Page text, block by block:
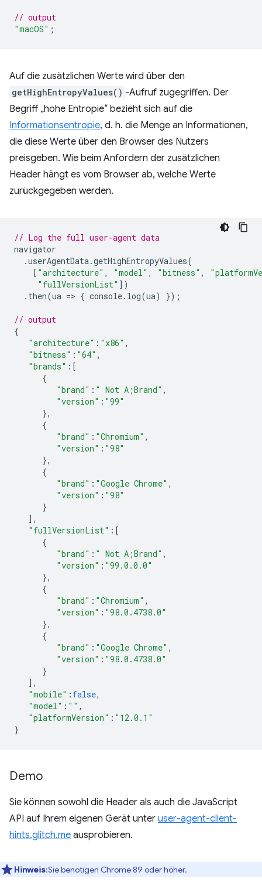
// output
"macOS" ;
Auf die zusätzlichen Werte wird über den
getHighEntropyValues() -Aufruf zugegriffen. Der
Begriff „hohe Entropie“ bezieht sich auf die
Informationsentropie, d. h. die Menge an Informationen,
die diese Werte über den Browser des Nutzers
preisgeben. Wie beim Anfordern der zusätzlichen
Header hängt es vom Browser ab, welche Werte
zurückgegeben werden.
// Log the full user-agent data
navigator
.userAgentData.getHighEntropyValues(
[ "architecture" , "model" , "bitness" ,
"fullVersionList" ])
. then(ua => { console. log(ua) });
// output
{
"architecture" : "x86" ,
"bitness" : "64" ,
"brands" : [
{
"brand" : " Not A;Brand" ,
"version" : "99"
},
{
"brand" : "Chromium" ,
"version" : "98"
},
{
"brand" : "Google Chrome" ,
"version" : "98"
}
],
"fullVersionList" : [
{
"brand" : " Not A;Brand" ,
"version" : "99.0.0.0"
},
{
"brand" : "Chromium" ,
"version" : "98.0.4738.0"
},
{
"brand" : "Google Chrome" ,
"version" : "98.0.4738.0"
}
],
"mobile" : false,
"model" : "" ,
"platformVersion" : "12.0.1"
}
Demo
Sie können sowohl die Header als auch die JavaScript
API auf Ihrem eigenen Gerät unter user-agent-client-
hints.glitch.me ausprobieren.
Hinweis:Sie benötigen Chrome 89 oder höher.